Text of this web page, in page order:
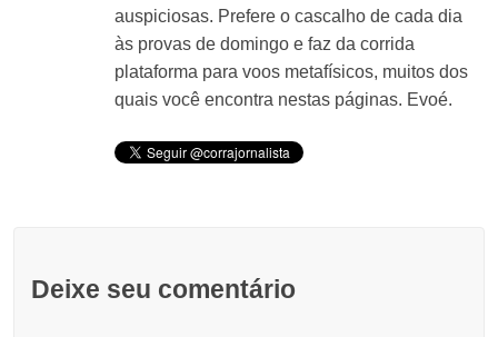
auspiciosas. Prefere o cascalho de cada dia
às provas de domingo e faz da corrida
plataforma para voos metafísicos, muitos dos
quais você encontra nestas páginas. Evoé.
Deixe seu comentário